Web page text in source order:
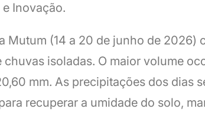
Inovação.
Mutum (14 a 20 de junho de 2026)
isoladas. O maior volume
mm. As precipitações dos dias
recuperar a umidade do solo,